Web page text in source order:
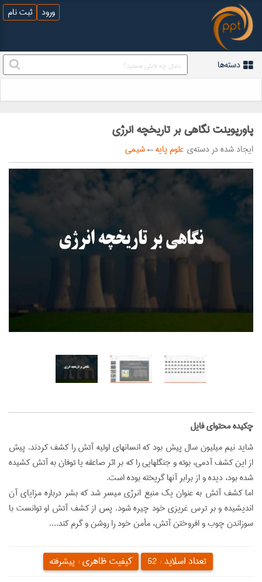
ورود ثبت نام
دسته‌ها
پاورپوینت نگاهی بر تاریخچه انرژی
ایجاد شده در دسته‌ی علوم پایه←شیمی
‌چکیده محتوای فایل
شايد نيم ميليون سال پيش بود كه انسانهاي اوليه آتش را كشف كردند. پيش
از اين كشف آدمي، بوته و جنگلهايي را كه بر اثر صاعقه يا توفان به آتش كشيده
شده بود، ديده و از برابر آنها گريخته بوده است.
اما كشف آتش به عنوان يك منبع انرژي ميسر شد كه بشر درباره مزاياي آن
انديشيده و بر ترس غريزي خود چيره شود. پس از كشف آتش او توانست با
سوزاندن چوب و افروختن آتش، مأمن خود را روشن و گرم كند....
کیفیت ظاهری : پیشرفته تعداد اسلاید : 52